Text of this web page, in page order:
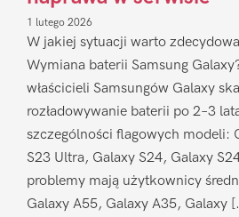
1 lutego 2026
W jakiej sytuacji warto
Wymiana baterii Samsung
właścicieli Samsungów Galaxy
rozładowywanie baterii po 2–3
szczególności flagowych modeli:
S23 Ultra, Galaxy S24, Galaxy
problemy mają użytkownicy
Galaxy A55, Galaxy A35, Galaxy